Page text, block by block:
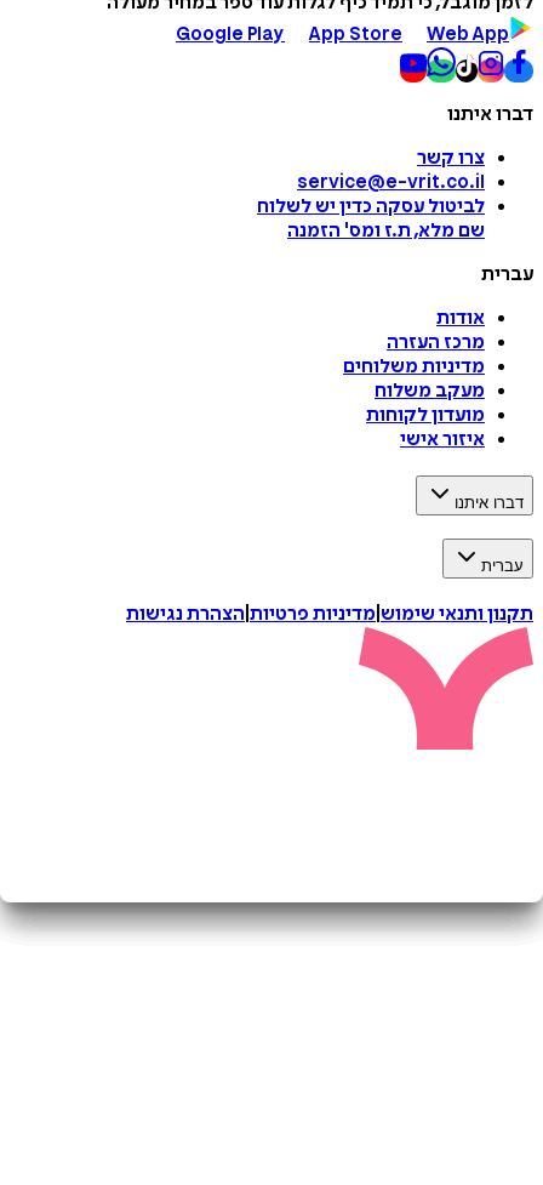
Google Play
App Store Web
צרו קשר
service@e-vrit.co.il
לביטול עסקה כדין יש לשלוח
שם מלא, ת.ז ומס'הזמנה
אודות
מרכז העזרה
מדיניות משלוחים
מעקב משלוח
מועדון לקוחות
איזור אישי
איתנו
ותנאי שימוש|מדיניות פרטיות|הצהרת נגישות